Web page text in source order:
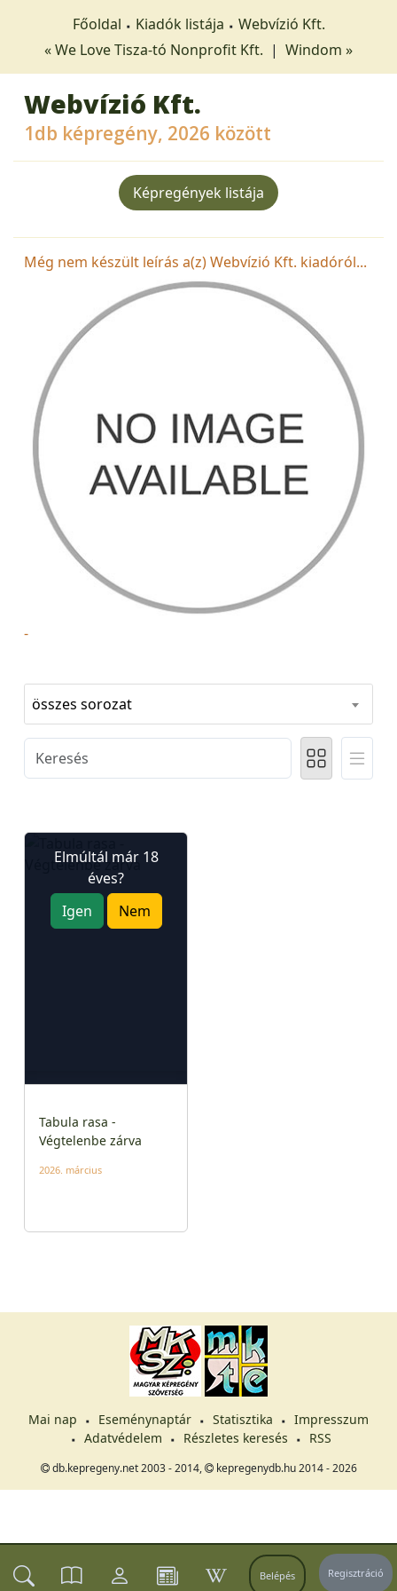
Belépés Regisztráció
Főoldal Kiadók listája
Webvízió Kft.
« We Love Tisza-tó Nonprofit Kft. | Windom »
Webvízió Kft.
1db képregény, 2026 között
Képregények listája
Még nem készült leírás a(z) Webvízió Kft. kiadóról...
-
összes sorozat
Elmúltál már 18
éves?
Igen
Nem
Tabula rasa -
Végtelenbe zárva
2026. március
Mai nap Eseménynaptár Statisztika
Impresszum
Adatvédelem
Részletes keresés RSS
db.kepregeny.net 2003 - 2014, kepregenydb.hu 2014 - 2026